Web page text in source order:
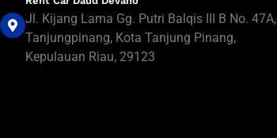
Jl. Kijang Lama Gg. Putri Balqis III B No. 47A,
Tanjungpinang, Kota Tanjung Pinang,
Kepulauan Riau, 29123